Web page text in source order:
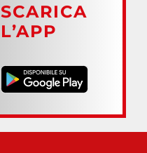
SCARICA
L’APP